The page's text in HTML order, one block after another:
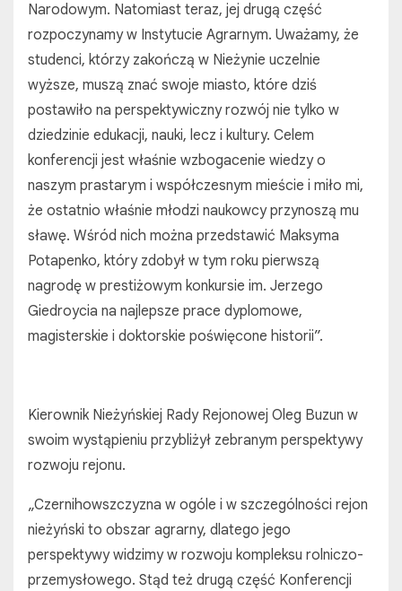
Narodowym. Natomiast teraz, jej drugą część
rozpoczynamy w Instytucie Agrarnym. Uważamy, że
studenci, którzy zakończą w Nieżynie uczelnie
wyższe, muszą znać swoje miasto, które dziś
postawiło na perspektywiczny rozwój nie tylko w
dziedzinie edukacji, nauki, lecz i kultury. Celem
konferencji jest właśnie wzbogacenie wiedzy o
naszym prastarym i współczesnym mieście i miło mi,
że ostatnio właśnie młodzi naukowcy przynoszą mu
sławę. Wśród nich można przedstawić Maksyma
Potapenko, który zdobył w tym roku pierwszą
nagrodę w prestiżowym konkursie im. Jerzego
Giedroycia na najlepsze prace dyplomowe,
magisterskie i doktorskie poświęcone historii”.
Kierownik Nieżyńskiej Rady Rejonowej Oleg Buzun w
swoim wystąpieniu przybliżył zebranym perspektywy
rozwoju rejonu.
„Czernihowszczyzna w ogóle i w szczególności rejon
nieżyński to obszar agrarny, dlatego jego
perspektywy widzimy w rozwoju kompleksu rolniczo-
przemysłowego. Stąd też drugą część Konferencji